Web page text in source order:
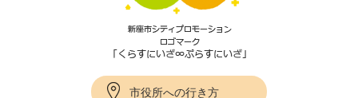
市役所への行き方